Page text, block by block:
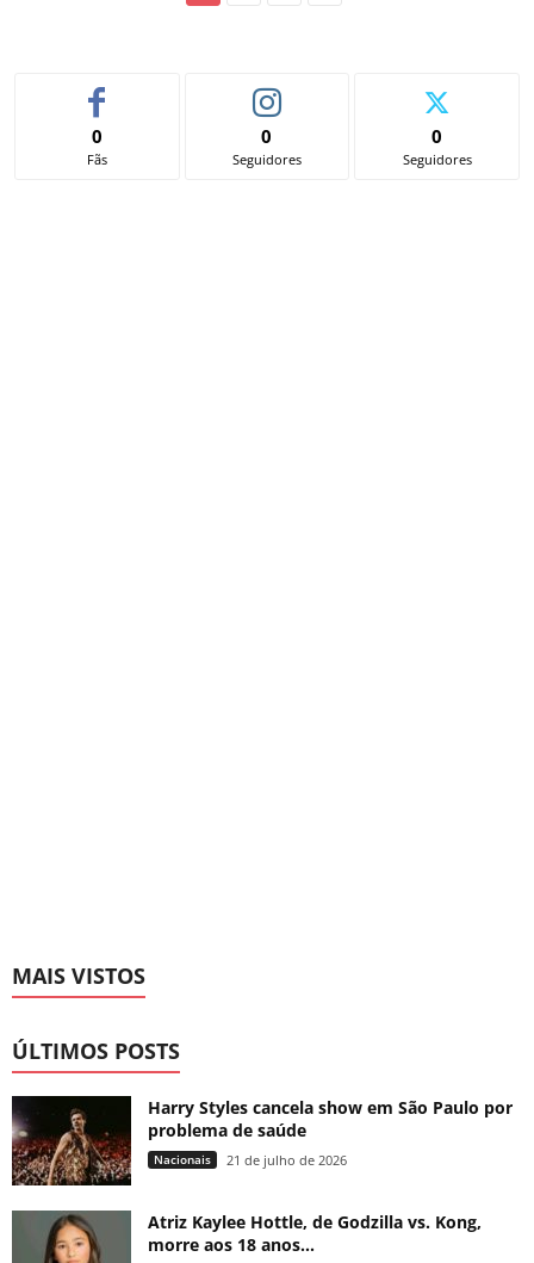
0
Fãs
0
Seguidores
0
Seguidores
MAIS VISTOS
ÚLTIMOS POSTS
Harry Styles cancela show em São Paulo por
problema de saúde
Nacionais 21 de julho de 2026
Atriz Kaylee Hottle, de Godzilla vs. Kong,
morre aos 18 anos...